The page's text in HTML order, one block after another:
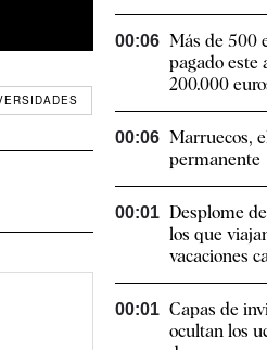
00:06 Más de 500
pagado este
200.000
00:06 Marruecos,
permanente
00:01 Desplome
los que
vacaciones
00:01 Capas de
ocultan los